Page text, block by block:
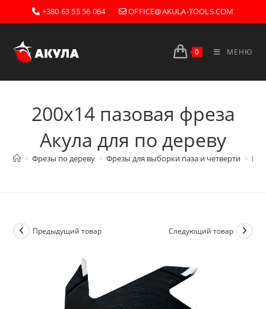
Перейти
к
+380 63 55 56 064 OFFICE@AKULA-TOOLS.COM
0 МЕНЮ
200х14 пазовая фреза
Акула для по дереву
> Фрезы по дереву > Фрезы для выборки паза и четверти >
Предыдущий товар Следующий товар